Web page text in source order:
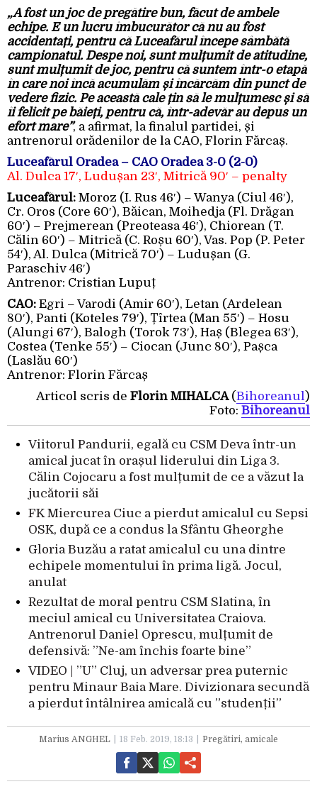
„A fost un joc de pregătire bun, făcut de ambele
echipe. E un lucru îmbucurător că nu au fost
accidentați, pentru că Luceafărul începe sâmbătă
campionatul. Despe noi, sunt mulțumit de atitudine,
sunt mulțumit de joc, pentru că suntem într-o etapă
în care noi încă acumulăm și încărcăm din punct de
vedere fizic. Pe această cale țin să le mulțumesc și să
îi felicit pe băieți, pentru că, într-adevăr au depus un
efort mare”, a afirmat, la finalul partidei, și
antrenorul orădenilor de la CAO, Florin Fărcaș.
Luceafărul Oradea – CAO Oradea 3-0 (2-0)
Al. Dulca 17′, Ludușan 23′, Mitrică 90′ – penalty
Luceafărul: Moroz (I. Rus 46′) – Wanya (Ciul 46′),
Cr. Oros (Core 60′), Băican, Moihedja (Fl. Drăgan
60′) – Prejmerean (Preoteasa 46′), Chiorean (T.
Călin 60′) – Mitrică (C. Roșu 60′), Vas. Pop (P. Peter
54′), Al. Dulca (Mitrică 70′) – Ludușan (G.
Paraschiv 46′)
Antrenor: Cristian Lupuț
CAO: Egri – Varodi (Amir 60′), Letan (Ardelean
80′), Panti (Koteles 79′), Țîrtea (Man 55′) – Hosu
(Alungi 67′), Balogh (Torok 73′), Haș (Blegea 63′),
Costea (Tenke 55′) – Ciocan (Junc 80′), Pașca
(Laslău 60′)
Antrenor: Florin Fărcaș
Articol scris de Florin MIHALCA(Bihoreanul)
Foto: Bihoreanul
Viitorul Pandurii, egală cu CSM Deva într-un
amical jucat în orașul liderului din Liga 3.
Călin Cojocaru a fost mulțumit de ce a văzut la
jucătorii săi
FK Miercurea Ciuc a pierdut amicalul cu Sepsi
OSK, după ce a condus la Sfântu Gheorghe
Gloria Buzău a ratat amicalul cu una dintre
echipele momentului în prima ligă. Jocul,
anulat
Rezultat de moral pentru CSM Slatina, în
meciul amical cu Universitatea Craiova.
Antrenorul Daniel Oprescu, mulțumit de
defensivă: ”Ne-am închis foarte bine”
VIDEO | ”U” Cluj, un adversar prea puternic
pentru Minaur Baia Mare. Divizionara secundă
a pierdut întâlnirea amicală cu ”studenții”
Marius ANGHEL 18 Feb. 2019, 18:13 Pregătiri, amicale